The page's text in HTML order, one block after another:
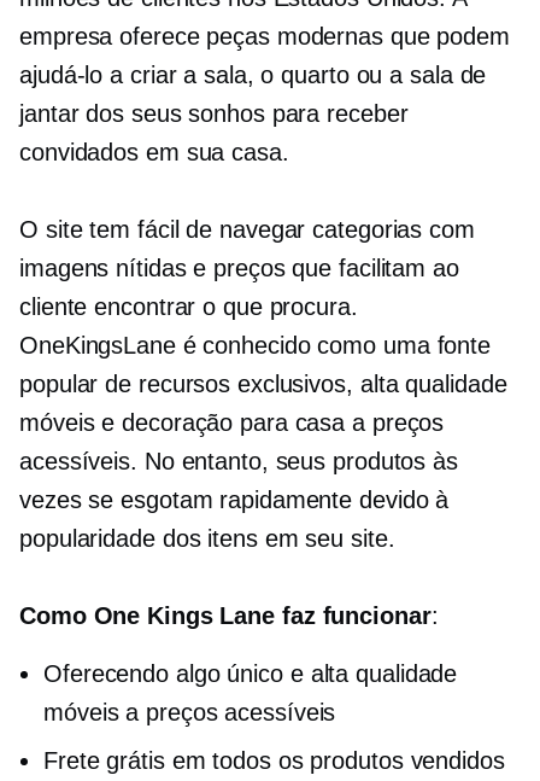
empresa oferece peças modernas que podem
ajudá-lo a criar a sala, o quarto ou a sala de
jantar dos seus sonhos para receber
convidados em sua casa.
O site tem fácil de navegar categorias com
imagens nítidas e preços que facilitam ao
cliente encontrar o que procura.
OneKingsLane é conhecido como uma fonte
popular de recursos exclusivos, alta qualidade
móveis e decoração para casa a preços
acessíveis. No entanto, seus produtos às
vezes se esgotam rapidamente devido à
popularidade dos itens em seu site.
Como One Kings Lane faz funcionar:
Oferecendo algo único e alta qualidade
móveis a preços acessíveis
Frete grátis em todos os produtos vendidos